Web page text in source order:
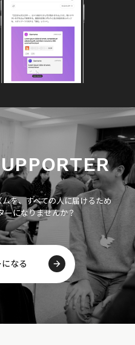
を、すべての人に届けるため
になりませんか？
なる